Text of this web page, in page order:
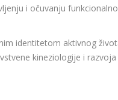
i očuvanju
identitetom aktivnog
kineziologije i